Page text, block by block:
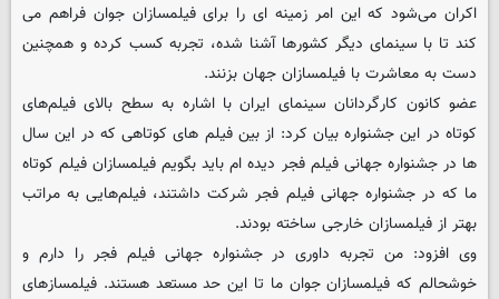
اکران می‌شود که این امر زمینه ای را برای فیلمسازان جوان فراهم می
کند تا با سینمای دیگر کشورها آشنا شده، تجربه کسب کرده و همچنین
دست به معاشرت با فیلمسازان جهان بزنند.
عضو کانون کارگردانان سینمای ایران با اشاره به سطح بالای فیلم‌های
کوتاه در این جشنواره بیان کرد: از بین فیلم های کوتاهی که در این سال
ها در جشنواره جهانی فیلم فجر دیده ام باید بگویم فیلمسازان فیلم کوتاه
ما که در جشنواره جهانی فیلم فجر شرکت داشتند، فیلم‌هایی به مراتب
بهتر از فیلمسازان خارجی ساخته بودند.
وی افزود: من تجربه داوری در جشنواره جهانی فیلم فجر را دارم و
خوشحالم که فیلمسازان جوان ما تا این حد مستعد هستند. فیلمسازهای